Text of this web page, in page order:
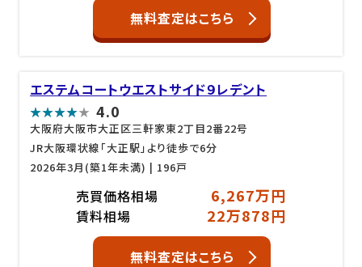
無料査定はこちら
エステムコートウエストサイド９レデント
4.0
大阪府大阪市大正区三軒家東2丁目2番22号
JR大阪環状線「大正駅」より徒歩で6分
2026年3月(築1年未満) | 196戸
売買価格相場 6,267万円
賃料相場 22万878円
無料査定はこちら